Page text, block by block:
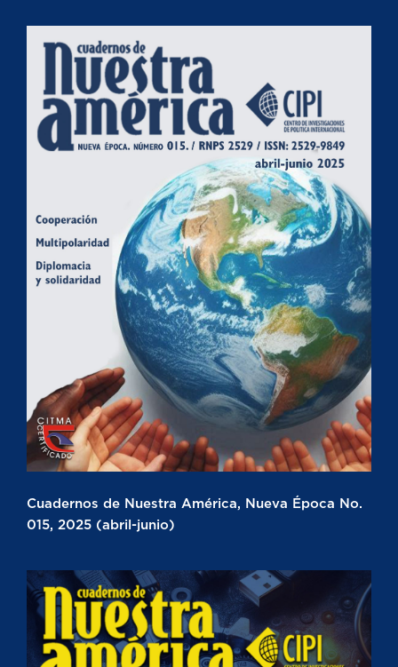
Cuadernos de Nuestra América, Nueva Época No.
015, 2025 (abril-junio)